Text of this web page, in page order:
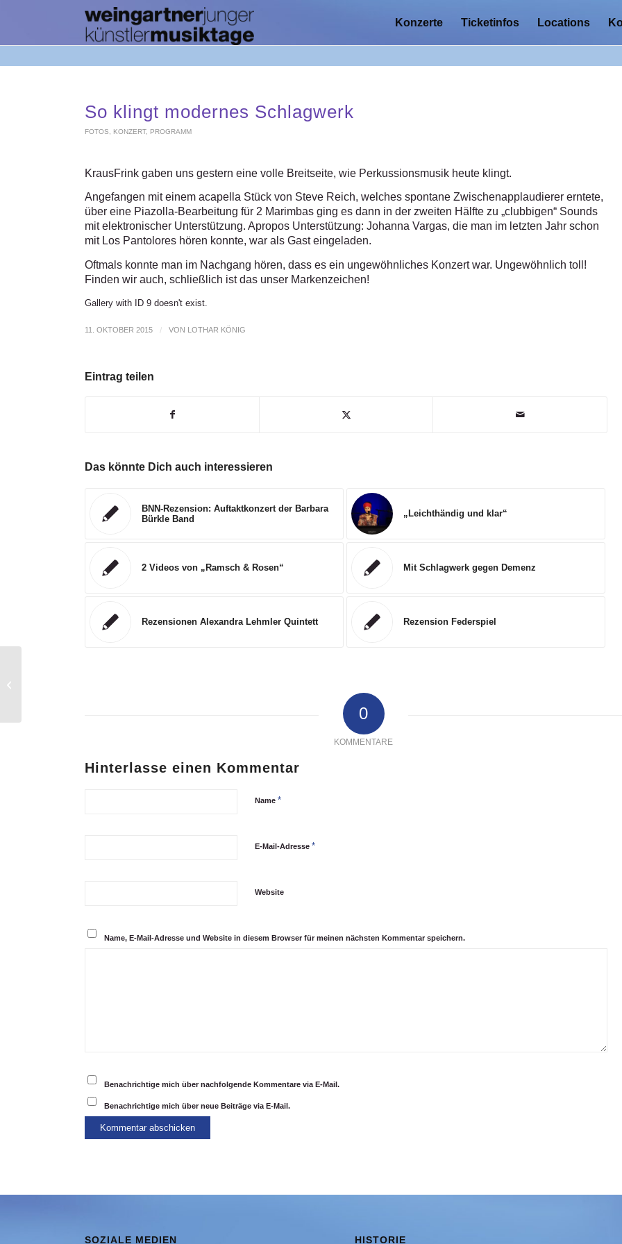
Konzerte Ticketinfos Locations
So klingt modernes Schlagwerk
FOTOS KONZERT, PROGRAMM
KrausFrink gaben uns gestern eine volle Breitseite, wie Perkussionsmusik heute klingt.
Angefangen mit einem acapella Stück von Steve Reich, welches spontane Zwischenapplaudierer erntete,
über eine Piazolla-Bearbeitung für 2 Marimbas ging es dann in der zweiten Hälfte zu „clubbigen“ Sounds
mit elektronischer Unterstützung. Apropos Unterstützung: Johanna Vargas, die man im letzten Jahr schon
mit Los Pantolores hören konnte, war als Gast eingeladen.
Oftmals konnte man im Nachgang hören, dass es ein ungewöhnliches Konzert war. Ungewöhnlich toll!
Finden wir auch, schließlich ist das unser Markenzeichen!
Gallery with ID 9 doesn't exist.
11. OKTOBER 2015 / VON LOTHAR KÖNIG
Eintrag teilen
Das könnte Dich auch interessieren
BNN-Rezension: Auftaktkonzert der Barbara
Bürkle Band
„Leichthändig und klar“
2 Videos von „Ramsch & Rosen“ Mit Schlagwerk gegen Demenz
Rezensionen Alexandra Lehmler Quintett Rezension Federspiel
0
KOMMENTARE
Hinterlasse einen Kommentar
Name *
E-Mail-Adresse *
Website
Name, E-Mail-Adresse und Website in diesem Browser für meinen nächsten Kommentar speichern.
Benachrichtige mich über nachfolgende Kommentare via E-Mail.
Benachrichtige mich über neue Beiträge via E-Mail.
SOZIALE MEDIEN HISTORIE